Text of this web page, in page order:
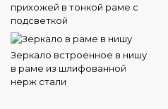
прихожей в тонкой раме с
подсветкой
Зеркало встроенное в нишу
в раме из шлифованной
нерж стали